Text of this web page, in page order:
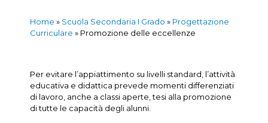
Home » Scuola Secondaria I Grado » Progettazione
Curriculare » Promozione delle eccellenze
Per evitare l’appiattimento su livelli standard, l’attività
educativa e didattica prevede momenti differenziati
di lavoro, anche a classi aperte, tesi alla promozione
di tutte le capacità degli alunni.